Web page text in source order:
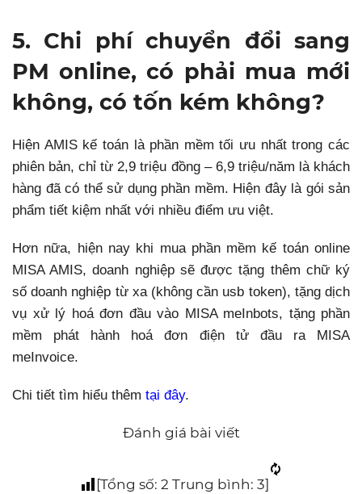
5. Chi phí chuyển đổi sang
PM online, có phải mua mới
không, có tốn kém không?
Hiện AMIS kế toán là phần mềm tối ưu nhất trong các
phiên bản, chỉ từ 2,9 triệu đồng – 6,9 triệu/năm là khách
hàng đã có thể sử dụng phần mềm. Hiện đây là gói sản
phẩm tiết kiệm nhất với nhiều điểm ưu việt.
Hơn nữa, hiện nay khi mua phần mềm kế toán online
MISA AMIS, doanh nghiệp sẽ được tặng thêm chữ ký
số doanh nghiệp từ xa (không cần usb token), tặng dịch
vụ xử lý hoá đơn đầu vào MISA meInbots, tặng phần
mềm phát hành hoá đơn điện tử đầu ra MISA
meInvoice.
Chi tiết tìm hiểu thêm tại đây.
Đánh giá bài viết
[Tổng số: 2 Trung bình: 3]